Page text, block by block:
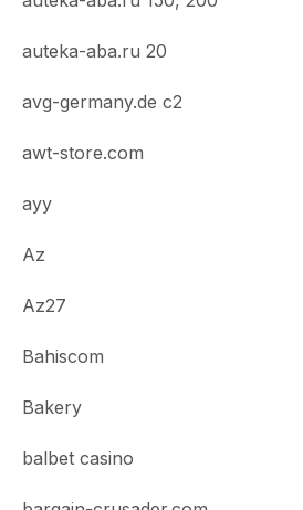
auteka-aba.ru 20
avg-germany.de c2
awt-store.com
ayy
Az
Az27
Bahiscom
Bakery
balbet casino